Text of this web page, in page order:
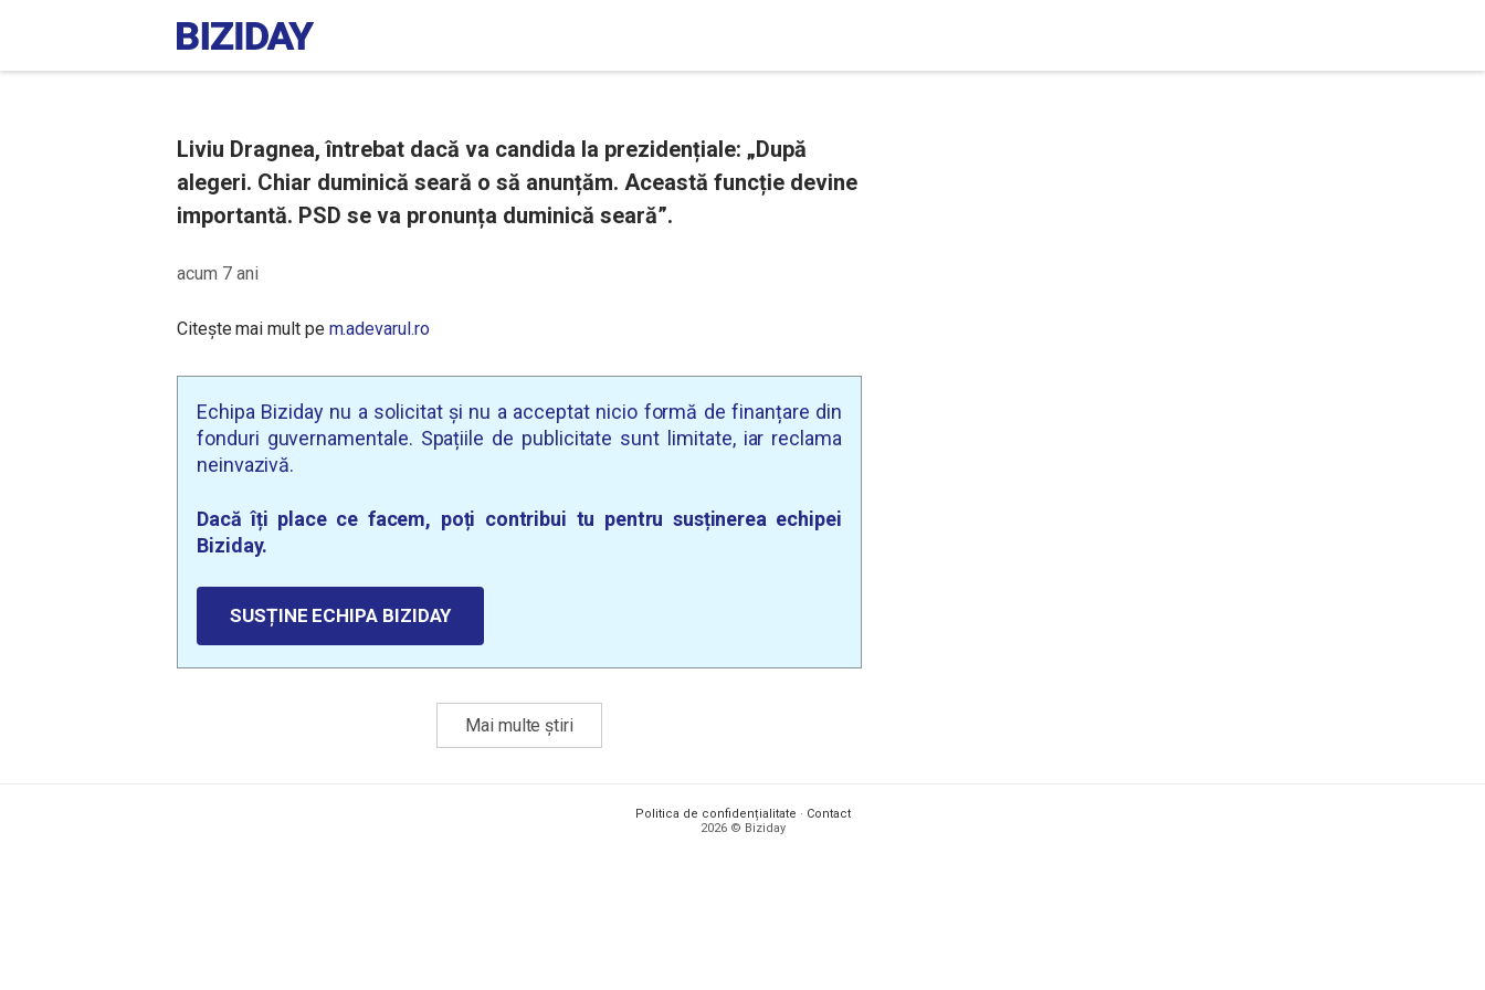
Liviu Dragnea, întrebat dacă va candida la prezidențiale: „După
alegeri. Chiar duminică seară o să anunțăm. Această funcție devine
importantă. PSD se va pronunța duminică seară”.
acum 7 ani
Citește mai mult pe m.adevarul.ro
Echipa Biziday nu a solicitat și nu a acceptat nicio formă de finanțare din
fonduri guvernamentale. Spațiile de publicitate sunt limitate, iar reclama
neinvazivă.
Dacă îți place ce facem, poți contribui tu pentru susținerea echipei
Biziday.
SUSȚINE ECHIPA BIZIDAY
Mai multe știri
Politica de confidențialitate · Contact
2026 © Biziday